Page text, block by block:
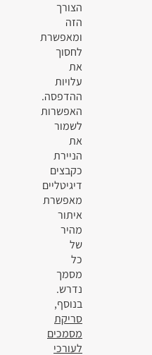
הצורך
הזה
ומאפשרת
לחסוך
את
עלויות
ההדפסה.
האפשרות
לשמור
את
הניירת
כקבצים
דיגיטליים
מאפשרת
איתור
מהיר
של
כל
מסמך
נדרש.
בנוסף,
סריקת
מסמכים
לעורכי